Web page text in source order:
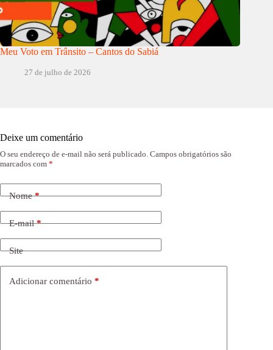
Meu Voto em Trânsito – Cantos do Sabiá
27 de julho de 2026
Deixe um comentário
O seu endereço de e-mail não será publicado. Campos obrigatórios são
marcados com *
Nome*
E-mail*
Site
Adicionar comentário *